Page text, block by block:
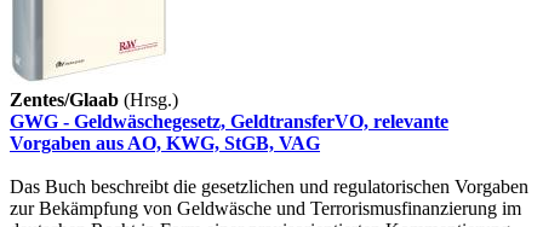
Zentes/Glaab (Hrsg.)
GWG - Geldwäschegesetz, GeldtransferVO, relevante
Vorgaben aus AO, KWG, StGB, VAG
Das Buch beschreibt die gesetzlichen und regulatorischen Vorgaben
zur Bekämpfung von Geldwäsche und Terrorismusfinanzierung im